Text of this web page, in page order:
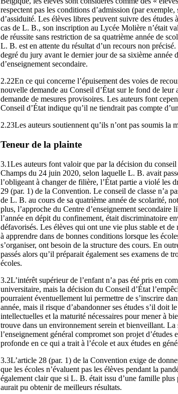
respectent pas les conditions d’admission (par
d’assiduité. Les élèves libres peuvent suivre des
cas de L. B., son inscription au Lycée Molière n’était
de réussite sans restriction de sa quatrième année de
L. B. est en attente du résultat d’un recours non
degré du jury avant le dernier jour de sa sixième année
d’enseignement secondaire.
2.22En ce qui concerne l’épuisement des voies de
nouvelle demande au Conseil d’État sur le fond de leur
demande de mesures provisoires. Les auteurs font
Conseil d’État indique qu’il ne tiendrait pas compte
2.23Les auteurs soutiennent qu’ils n’ont pas soumis la
Teneur de la plainte
3.1Les auteurs font valoir que par la décision du
Champs du 24 juin 2020, selon laquelle L. B. avait
l’obligeant à changer de filière, l’État partie a violé les
29 (par. 1) de la Convention. Le conseil de classe n’a
de L. B. au cours de sa quatrième année de scolarité,
plus, l’approche du Centre d’enseignement secondaire
l’année en dépit du confinement, était discriminatoire
défavorisés. Les élèves qui ont une vie plus stable et
à apprendre dans de bonnes conditions lorsque les
s’organiser, ont besoin de la structure des cours. En
passés alors qu’il préparait également ses examens de
écoles.
3.2L’intérêt supérieur de l’enfant n’a pas été pris en
universitaire, mais la décision du Conseil d’État
pourraient éventuellement lui permettre de s’inscrire
année, mais il risque d’abandonner ses études s’il doit
intellectuelles et la maturité nécessaires pour mener à
trouve dans un environnement serein et bienveillant.
l’enseignement général compromet son projet
profonde en ce qui a trait à l’école et aux études en
3.3L’article 28 (par. 1) de la Convention exige de
que les écoles n’évaluent pas les élèves pendant la
également clair que si L. B. était issu d’une famille
aurait pu obtenir de meilleurs résultats.